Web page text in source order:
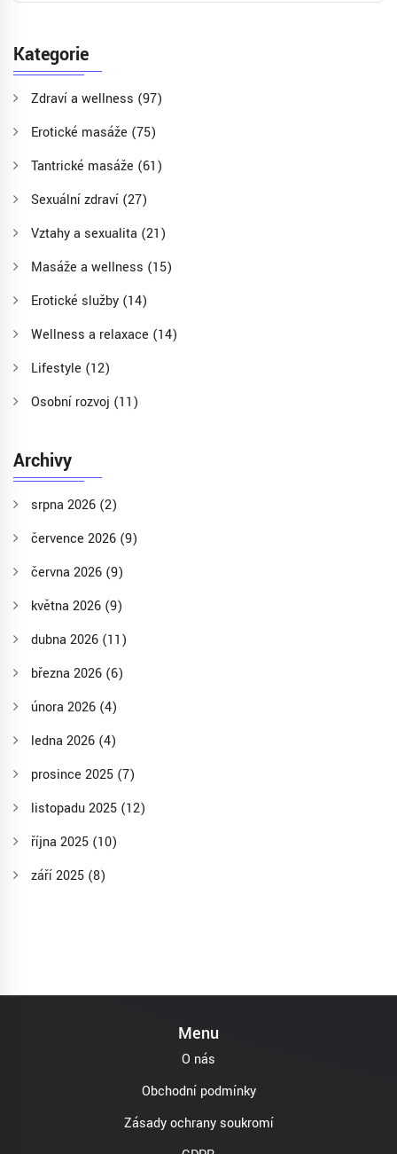
Kategorie
Zdraví a wellness (97)
Erotické masáže (75)
Tantrické masáže (61)
Sexuální zdraví (27)
Vztahy a sexualita (21)
Masáže a wellness (15)
Erotické služby (14)
Wellness a relaxace (14)
Lifestyle (12)
Osobní rozvoj (11)
Archivy
srpna 2026 (2)
července 2026 (9)
června 2026 (9)
května 2026 (9)
dubna 2026 (11)
března 2026 (6)
února 2026 (4)
ledna 2026 (4)
prosince 2025 (7)
listopadu 2025 (12)
října 2025 (10)
září 2025 (8)
Menu
O nás
Obchodní podmínky
Zásady ochrany soukromí